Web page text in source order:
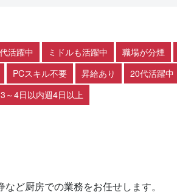
活躍中 ミドルも活躍中 職場が分煙
PCスキル不要 昇給あり 20代活躍中
～4日以内週4日以上
ど厨房での業務をお任せします。